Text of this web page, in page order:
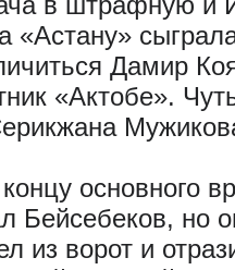
«Астану»
Дамир
«Актобе».
Бейсебеков, но
из ворот и